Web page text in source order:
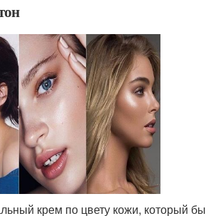
крем по цвету кожи, который бы